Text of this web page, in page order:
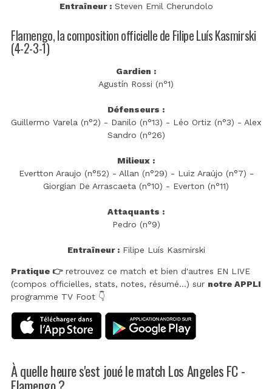
Entraîneur :Steven Emil Cherundolo
Flamengo, la composition officielle de Filipe Luís Kasmirski
(4-2-3-1)
Gardien :
Agustín Rossi (n°1)
Défenseurs :
Guillermo Varela (n°2) - Danilo (n°13) - Léo Ortiz (n°3) - Alex
Sandro (n°26)
Milieux :
Evertton Araujo (n°52) - Allan (n°29) - Luiz Araújo (n°7) -
Giorgian De Arrascaeta (n°10) - Everton (n°11)
Attaquants :
Pedro (n°9)
Entraîneur :Filipe Luís Kasmirski
Pratique 👉retrouvez ce match et bien d'autres EN LIVE
(compos officielles, stats, notes, résumé...) sur notre APPLI
programme TV Foot 👇
À quelle heure s'est joué le match Los Angeles FC -